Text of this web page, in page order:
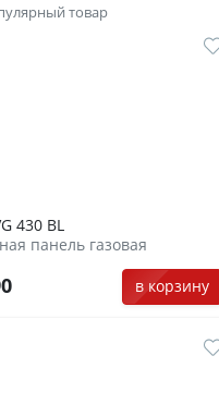
товар
430 BL
панель газовая
в корзину